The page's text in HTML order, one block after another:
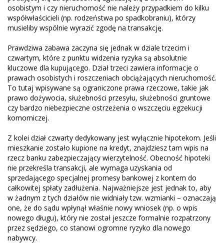
osobistym i czy nieruchomość nie należy przypadkiem do kilku
współwłaścicieli (np. rodzeństwa po spadkobraniu), którzy
musieliby wspólnie wyrazić zgodę na transakcję.
Prawdziwa zabawa zaczyna się jednak w dziale trzecim i
czwartym, które z punktu widzenia ryzyka są absolutnie
kluczowe dla kupującego. Dział trzeci zawiera informacje o
prawach osobistych i roszczeniach obciążających nieruchomość.
To tutaj wpisywane są ograniczone prawa rzeczowe, takie jak
prawo dożywocia, służebności przesyłu, służebności gruntowe
czy bardzo niebezpieczne ostrzeżenia o wszczęciu egzekucji
komorniczej.
Z kolei dział czwarty dedykowany jest wyłącznie hipotekom. Jeśli
mieszkanie zostało kupione na kredyt, znajdziesz tam wpis na
rzecz banku zabezpieczający wierzytelność. Obecność hipoteki
nie przekreśla transakcji, ale wymaga uzyskania od
sprzedającego specjalnej promesy bankowej z kontem do
całkowitej spłaty zadłużenia. Najważniejsze jest jednak to, aby
w żadnym z tych działów nie widniały tzw. wzmianki – oznaczają
one, że do sądu wpłynął właśnie nowy wniosek (np. o wpis
nowego długu), który nie został jeszcze formalnie rozpatrzony
przez sędziego, co stanowi ogromne ryzyko dla nowego
nabywcy.